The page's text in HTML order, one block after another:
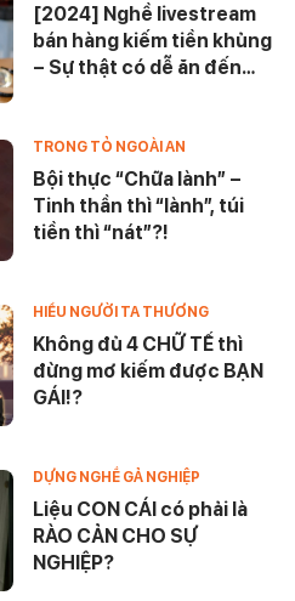
[2024] Nghề livestream
bán hàng kiếm tiền khủng
– Sự thật có dễ ăn đến
TRONG TỎ NGOÀI AN
Bội thực “Chữa lành” –
Tinh thần thì “lành”, túi
tiền thì “nát”?!
HIỂU NGƯỜI TA THƯƠNG
Không đủ 4 CHỮ TẾ thì
đừng mơ kiếm được BẠN
GÁI!?
DỰNG NGHỀ GẢ NGHIỆP
Liệu CON CÁI có phải là
RÀO CẢN CHO SỰ
NGHIỆP?